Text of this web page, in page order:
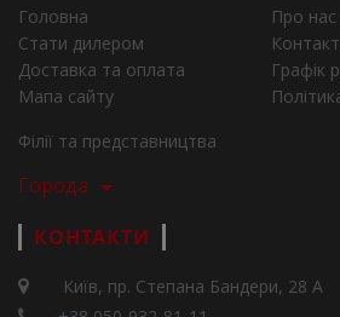
Головна
Про нас
Стати дилером
Доставка та оплата
Графік
Мапа сайту
Філії та представництва
Города
КОНТАКТИ
Київ, пр. Степана Бандери, 28 А